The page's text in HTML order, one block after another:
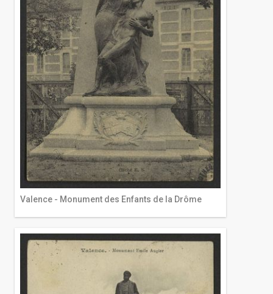
Valence - Monument des Enfants de la Drôme